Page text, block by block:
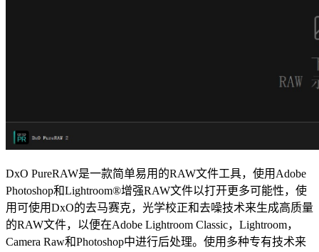
DxO PureRAW是一款简单易用的RAW文件工具，使用Adobe
Photoshop和Lightroom®增强RAW文件以打开更多可能性，使
用可使用DxO的去马赛克，光学校正和去噪技术来生成高质量
的RAW文件，以便在Adobe Lightroom Classic，Lightroom，
Camera Raw和Photoshop中进行后处理。使用多种专有技术来